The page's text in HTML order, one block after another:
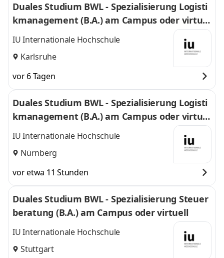
Duales Studium BWL - Spezialisierung Logisti
kmanagement (B.A.) am Campus oder virtuel
l
IU Internationale Hochschule
Karlsruhe
vor 6 Tagen
Duales Studium BWL - Spezialisierung Logisti
kmanagement (B.A.) am Campus oder virtuel
l
IU Internationale Hochschule
Nürnberg
vor etwa 11 Stunden
Duales Studium BWL - Spezialisierung Steuer
beratung (B.A.) am Campus oder virtuell
IU Internationale Hochschule
Stuttgart